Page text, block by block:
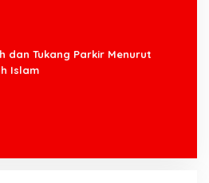
dan Tukang Parkir Menurut
Islam